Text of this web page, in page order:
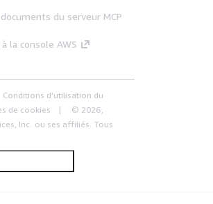
du serveur MCP
la console AWS
Conditions d'utilisation du
de cookies
© 2026,
Inc. ou ses affiliés. Tous